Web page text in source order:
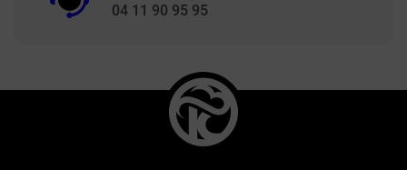
04 11 90 95 95